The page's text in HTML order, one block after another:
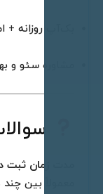
بک‌آپ روزانه +
مشاوره سئو و
سوالات
مدت زمان ثبت دامنه
معمولاً بین چند